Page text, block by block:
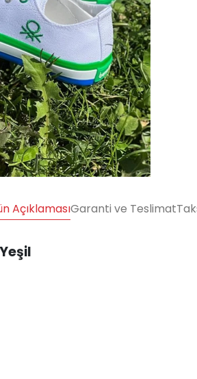
AçıklamasıGaranti ve Teslimat